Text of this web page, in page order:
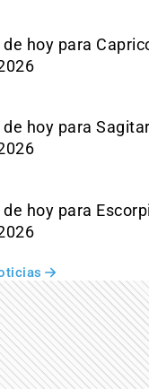
hoy para
hoy para
hoy para